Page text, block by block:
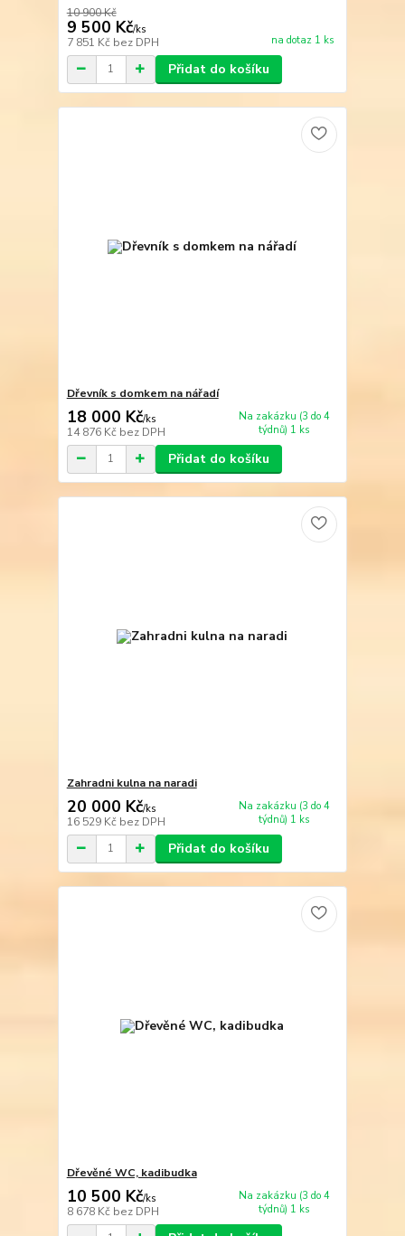
10 900 Kč
9 500 Kč/ks
7 851 Kč bez DPH na dotaz 1 ks
Přidat do košíku
Dřevník s domkem na nářadí
18 000 Kč/ks
14 876 Kč bez DPH
Na zakázku (3 do 4
týdnů) 1 ks
Přidat do košíku
Zahradni kulna na naradi
20 000 Kč/ks
16 529 Kč bez DPH
Na zakázku (3 do 4
týdnů) 1 ks
Přidat do košíku
Dřevěné WC, kadibudka
10 500 Kč/ks
8 678 Kč bez DPH
Na zakázku (3 do 4
týdnů) 1 ks